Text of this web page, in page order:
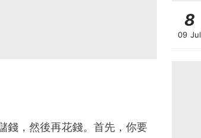
錢，然後再花錢。首先，你要
8
09 Jul